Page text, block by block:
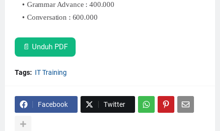
Grammar Advance : 400.000
Conversation : 600.000
📄 Unduh PDF
Tags: IT Training
Facebook Twitter